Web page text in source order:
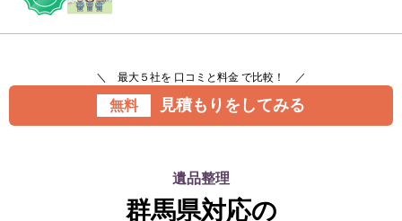
＼ 最大５社を 口コミと料金 で比較！ ／
無料 見積もりをしてみる
遺品整理
群馬県対応の